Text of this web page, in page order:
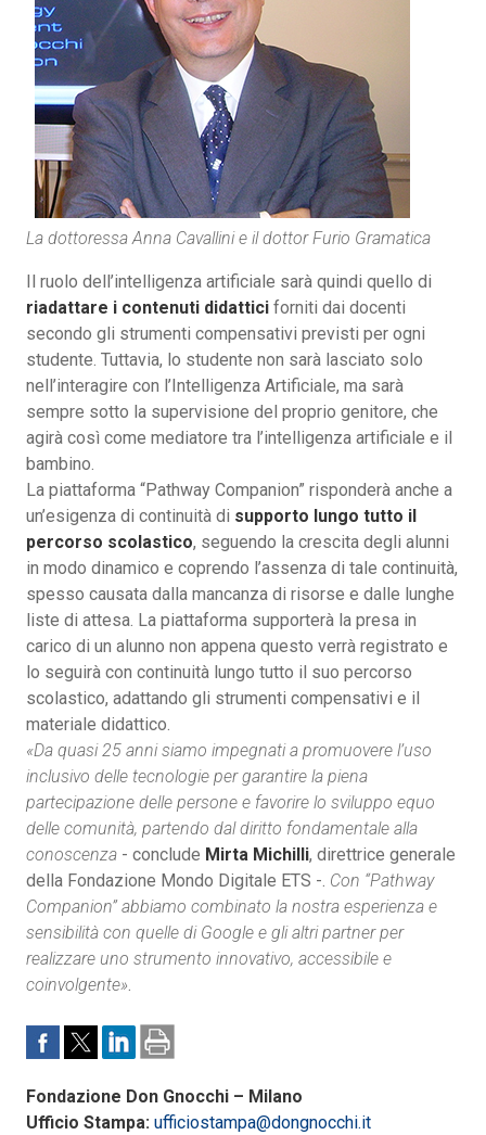
La dottoressa Anna Cavallini e il dottor Furio Gramatica
Il ruolo dell’intelligenza artificiale sarà quindi quello di
riadattare i contenuti didattici forniti dai docenti
secondo gli strumenti compensativi previsti per ogni
studente. Tuttavia, lo studente non sarà lasciato solo
nell’interagire con l’Intelligenza Artificiale, ma sarà
sempre sotto la supervisione del proprio genitore, che
agirà così come mediatore tra l’intelligenza artificiale e il
bambino.
La piattaforma “Pathway Companion” risponderà anche a
un’esigenza di continuità di supporto lungo tutto il
percorso scolastico, seguendo la crescita degli alunni
in modo dinamico e coprendo l’assenza di tale continuità,
spesso causata dalla mancanza di risorse e dalle lunghe
liste di attesa. La piattaforma supporterà la presa in
carico di un alunno non appena questo verrà registrato e
lo seguirà con continuità lungo tutto il suo percorso
scolastico, adattando gli strumenti compensativi e il
materiale didattico.
«Da quasi 25 anni siamo impegnati a promuovere l’uso
inclusivo delle tecnologie per garantire la piena
partecipazione delle persone e favorire lo sviluppo equo
delle comunità, partendo dal diritto fondamentale alla
conoscenza - conclude Mirta Michilli, direttrice generale
della Fondazione Mondo Digitale ETS -. Con “Pathway
Companion” abbiamo combinato la nostra esperienza e
sensibilità con quelle di Google e gli altri partner per
realizzare uno strumento innovativo, accessibile e
coinvolgente».
Fondazione Don Gnocchi – Milano
Ufficio Stampa: ufficiostampa@dongnocchi.it